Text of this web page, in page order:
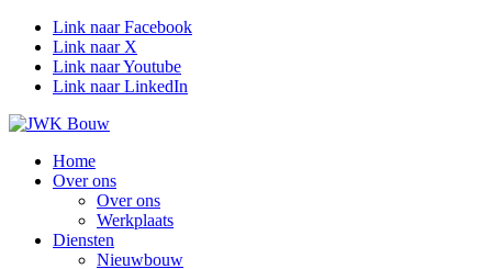
Link naar Facebook
Link naar X
Link naar Youtube
Link naar LinkedIn
Home
Over ons
Over ons
Werkplaats
Diensten
Nieuwbouw